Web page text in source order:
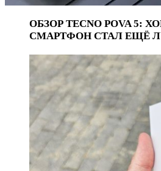
ОБЗОР TECNO POVA 5:
СМАРТФОН СТАЛ ЕЩЁ